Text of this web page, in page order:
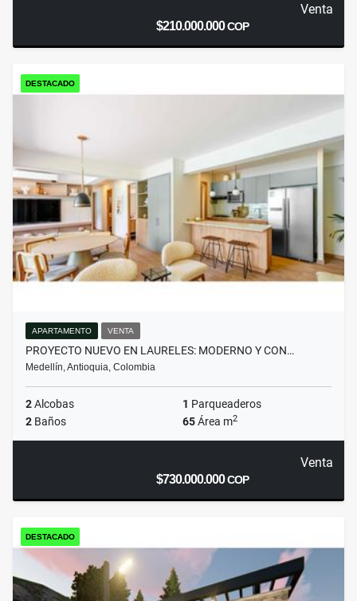
Venta
$210.000.000COP
DESTACADO
APARTAMENTO VENTA
PROYECTO NUEVO EN LAURELES: MODERNO Y CON…
Medellín, Antioquia, Colombia
2Alcobas 1 Parqueaderos
2 Baños 65Área m2
Venta
$730.000.000COP
DESTACADO